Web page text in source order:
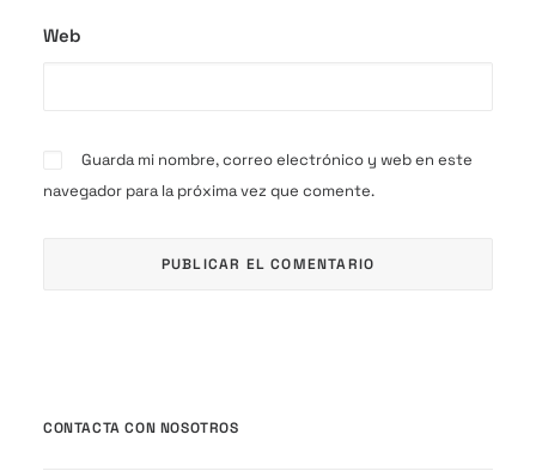
Web
Guarda mi nombre, correo electrónico y web en este
navegador para la próxima vez que comente.
CONTACTA CON NOSOTROS